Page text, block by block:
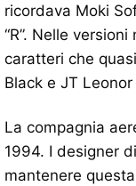
ricordava Moki
“R”. Nelle
caratteri che
Black e JT
La compagnia
1994. I designer
mantenere